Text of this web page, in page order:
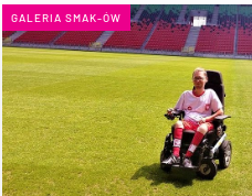
GALERIA SMAK-ÓW